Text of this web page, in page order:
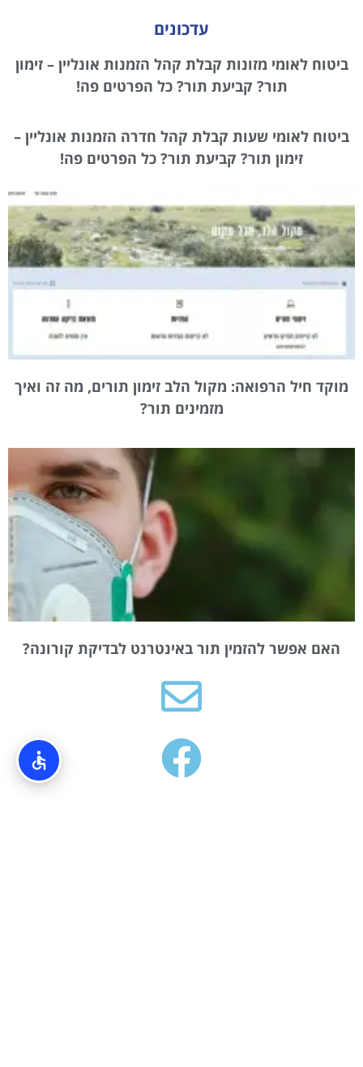
עדכונים
ביטוח לאומי מזונות קבלת קהל הזמנות אונליין – זימון
תור? קביעת תור? כל הפרטים פה!
ביטוח לאומי שעות קבלת קהל חדרה הזמנות אונליין –
זימון תור? קביעת תור? כל הפרטים פה!
מוקד חיל הרפואה: מקול הלב זימון תורים, מה זה ואיך
מזמינים תור?
האם אפשר להזמין תור באינטרנט לבדיקת קורונה?